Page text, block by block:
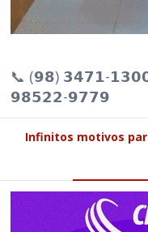
📞 (𝟵𝟴) 𝟯𝟰𝟳𝟭-
𝟵𝟴𝟱𝟮𝟮-𝟵𝟳𝟳𝟵
Infinitos motivos